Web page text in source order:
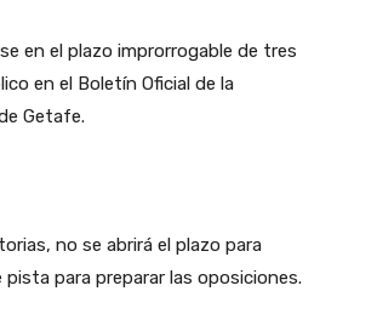
en el plazo improrrogable de tres
en el Boletín Oficial de la
Getafe.
no se abrirá el plazo para
para preparar las oposiciones.